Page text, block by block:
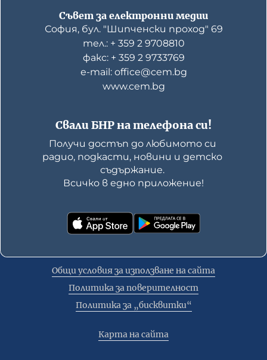
Свали БНР на телефона си!
Получи достъп до любимото си
радио, подкасти, новини и детско
съдържание.
Всичко в едно приложение!
Съвет за електронни медии
София, бул. "Шипченски проход" 69
тел.: + 359 2 9708810
факс: + 359 2 9733769
е-mail: office@cem.bg
www.cem.bg
Общи условия за използване на сайта
Политика за поверителност
Политика за „бисквитки“
Карта на сайта